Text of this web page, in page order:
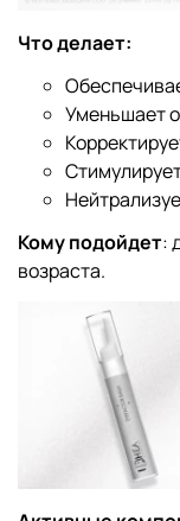
Что делает:
Уменьшает
Кому подойдет:
возраста.